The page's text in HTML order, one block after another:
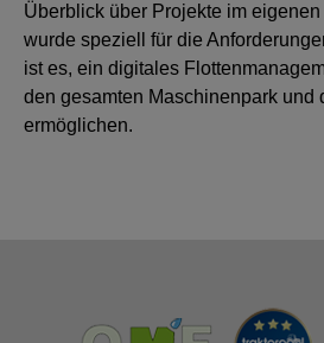
Überblick über Projekte im
wurde speziell für die
ist es, ein digitales
den gesamten Maschinenpark und
ermöglichen.